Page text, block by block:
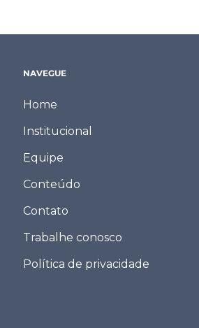
NAVEGUE
Home
Institucional
Equipe
Conteúdo
Contato
Trabalhe conosco
Política de privacidade